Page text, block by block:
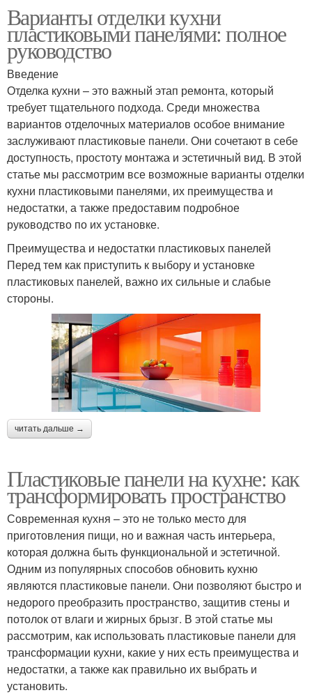
Варианты отделки кухни
пластиковыми панелями: полное
руководство
Введение
Отделка кухни – это важный этап ремонта, который
требует тщательного подхода. Среди множества
вариантов отделочных материалов особое внимание
заслуживают пластиковые панели. Они сочетают в себе
доступность, простоту монтажа и эстетичный вид. В этой
статье мы рассмотрим все возможные варианты отделки
кухни пластиковыми панелями, их преимущества и
недостатки, а также предоставим подробное
руководство по их установке.
Преимущества и недостатки пластиковых панелей
Перед тем как приступить к выбору и установке
пластиковых панелей, важно их сильные и слабые
стороны.
читать дальше →
Пластиковые панели на кухне: как
трансформировать пространство
Современная кухня – это не только место для
приготовления пищи, но и важная часть интерьера,
которая должна быть функциональной и эстетичной.
Одним из популярных способов обновить кухню
являются пластиковые панели. Они позволяют быстро и
недорого преобразить пространство, защитив стены и
потолок от влаги и жирных брызг. В этой статье мы
рассмотрим, как использовать пластиковые панели для
трансформации кухни, какие у них есть преимущества и
недостатки, а также как правильно их выбрать и
установить.